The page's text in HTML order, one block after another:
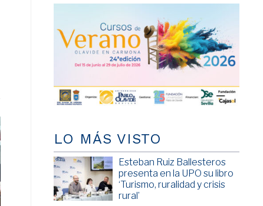
LO MÁS VISTO
Esteban Ruiz Ballesteros
presenta en la UPO su libro
‘Turismo, ruralidad y crisis
rural’